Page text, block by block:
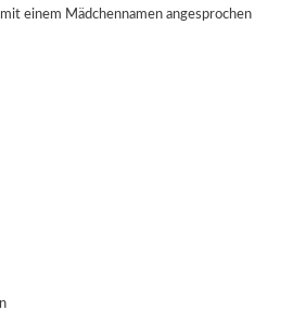
einem Mädchennamen angesprochen